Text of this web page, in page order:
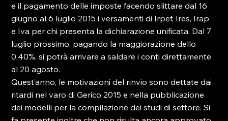
e il pagamento delle imposte facendo slittare dal 16
giugno al 6 luglio 2015 i versamenti di Irpef, Ires, Irap
e Iva per chi presenta la dichiarazione unificata. Dal 7
luglio prossimo, pagando la maggiorazione dello
0,40%, si potrà arrivare a saldare i conti direttamente
al 20 agosto.
Quest’anno, le motivazioni del rinvio sono dettate dai
ritardi nel varo di Gerico 2015 e nella pubblicazione
dei modelli per la compilazione dei studi di settore. Si